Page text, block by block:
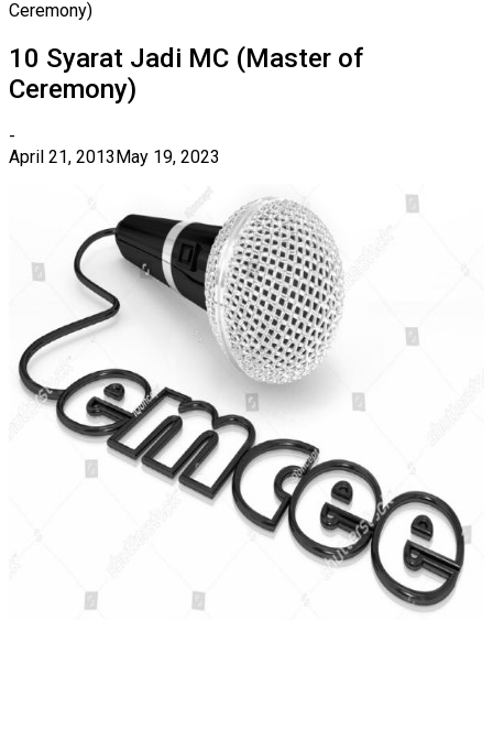
Ceremony)
10 Syarat Jadi MC (Master of
Ceremony)
-
April 21, 2013 May 19, 2023